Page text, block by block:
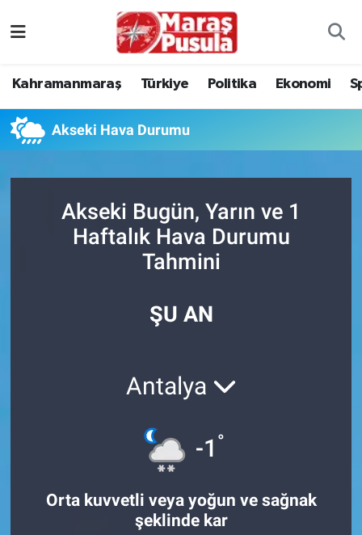
Kahramanmaraş Türkiye Politika Ekonomi
Akseki Hava Durumu
Akseki Bugün, Yarın ve 1
Haftalık Hava Durumu
Tahmini
ŞU AN
Antalya
-1 °
Orta kuvvetli veya yoğun ve sağnak
şeklinde kar
Ekonomi
Süper Lig Puan Durumu ve Fikstür
Son Dakika Haberleri